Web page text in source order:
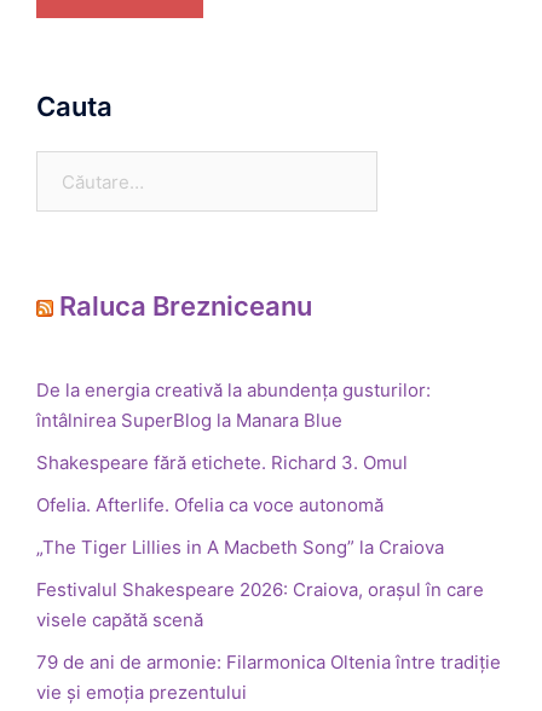
Cauta
după:
Raluca Brezniceanu
De la energia creativă la abundența gusturilor:
întâlnirea SuperBlog la Manara Blue
Shakespeare fără etichete. Richard 3. Omul
Ofelia. Afterlife. Ofelia ca voce autonomă
„The Tiger Lillies in A Macbeth Song” la Craiova
Festivalul Shakespeare 2026: Craiova, orașul în care
visele capătă scenă
79 de ani de armonie: Filarmonica Oltenia între tradiție
vie și emoția prezentului